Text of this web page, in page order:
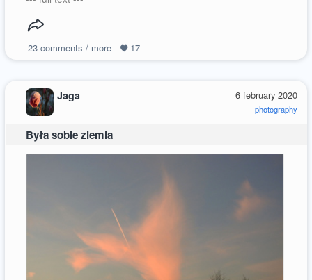
23comments / more 17
6 february 2020
photography
Jaga
Była sobie ziemia